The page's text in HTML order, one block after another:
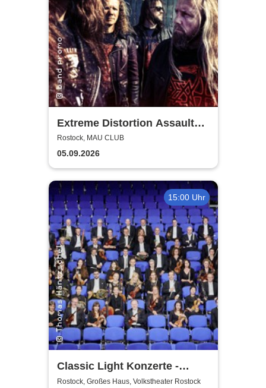
Extreme Distortion Assault
XV
Rostock, MAU CLUB
05.09.2026
15:00 Uhr
Classic Light Konzerte -
Volkstheater Rostock
Rostock, Großes Haus, Volkstheater Rostock